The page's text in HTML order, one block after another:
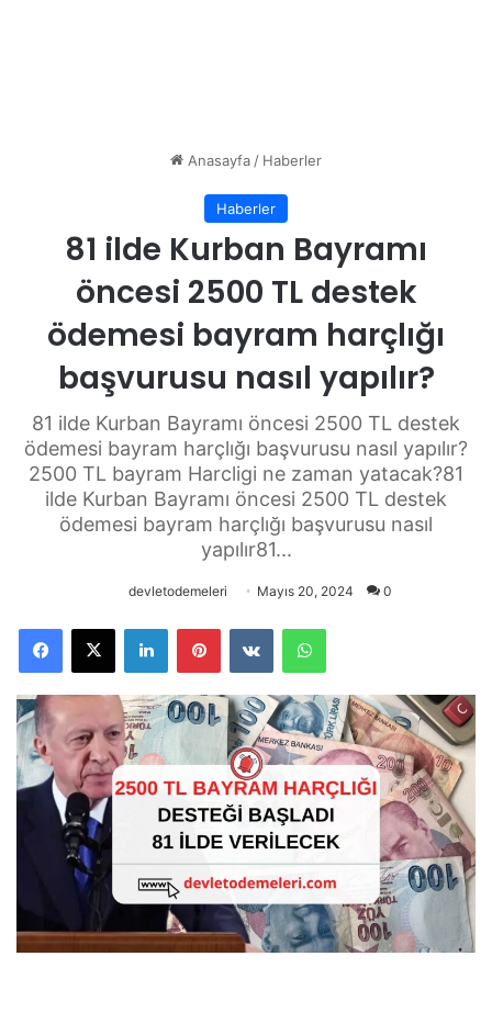
Anasayfa/ Haberler
Haberler
81 ilde Kurban Bayramı
öncesi 2500 TL destek
ödemesi bayram harçlığı
başvurusu nasıl yapılır?
81 ilde Kurban Bayramı öncesi 2500 TL destek
ödemesi bayram harçlığı başvurusu nasıl yapılır?
2500 TL bayram Harcligi ne zaman yatacak?81
ilde Kurban Bayramı öncesi 2500 TL destek
ödemesi bayram harçlığı başvurusu nasıl
yapılır81...
devletodemeleri Mayıs 20, 2024 0